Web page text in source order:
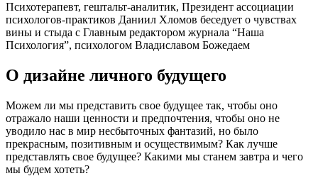
Психотерапевт, гештальт-аналитик, Президент ассоциации
психологов-практиков Даниил Хломов беседует о чувствах
вины и стыда с Главным редактором журнала “Наша
Психология”, психологом Владиславом Божедаем
О дизайне личного будущего
Можем ли мы представить свое будущее так, чтобы оно
отражало наши ценности и предпочтения, чтобы оно не
уводило нас в мир несбыточных фантазий, но было
прекрасным, позитивным и осуществимым? Как лучше
представлять свое будущее? Какими мы станем завтра и чего
мы будем хотеть?